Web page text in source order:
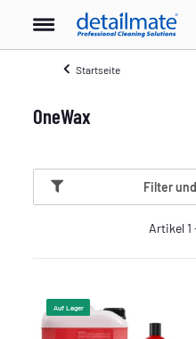
Startseite
OneWax
Filter
Artikel 1
Auf Lager